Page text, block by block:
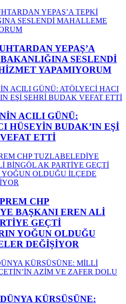
YEPAŞ’A
SESLENDİ
YAPAMIYORUM
ACILI GÜNÜ:
HÜSEYİN BUDAK’IN EŞİ
ETTİ
CHP
BAŞKANI EREN ALİ
GEÇTİ
YOĞUN OLDUĞU
DEĞİŞİYOR
KÜRSÜSÜNE: